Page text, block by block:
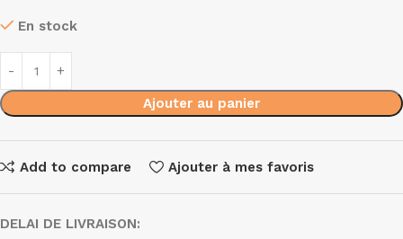
En stock
Ajouter au panier
Add to compare Ajouter à mes favoris
DELAI DE LIVRAISON: